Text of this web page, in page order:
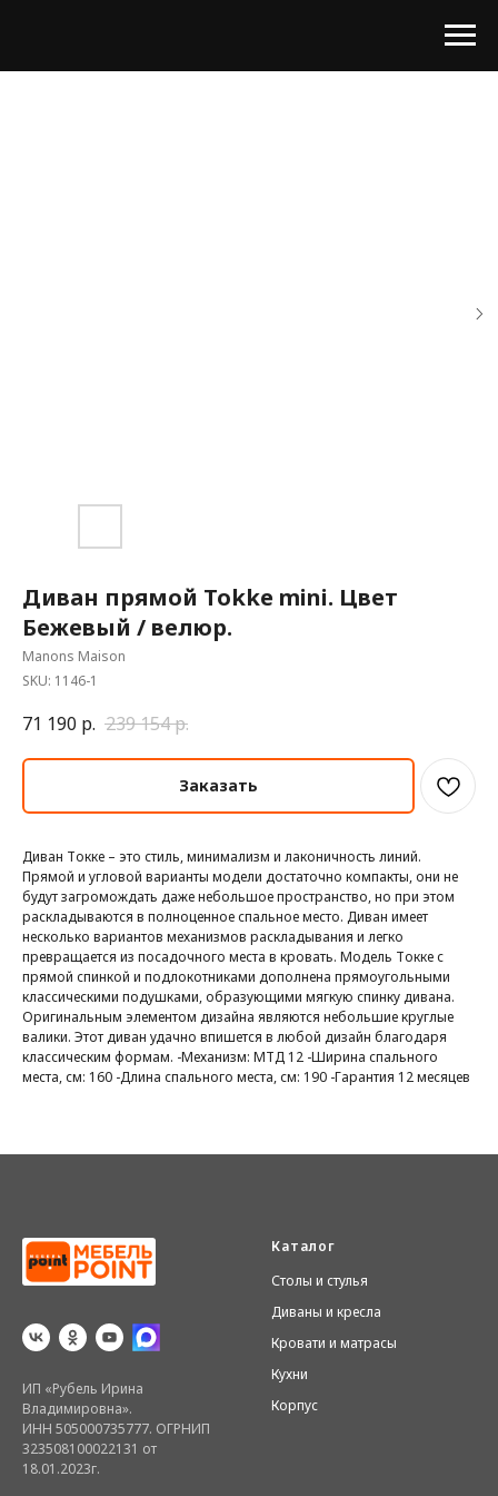
Диван прямой Tokke mini. Цвет
Бежевый / велюр.
Manons Maison
SKU: 1146-1
71 190 р. 239 154р.
Заказать
Диван Токке – это стиль, минимализм и лаконичность линий.
Прямой и угловой варианты модели достаточно компакты, они не
будут загромождать даже небольшое пространство, но при этом
раскладываются в полноценное спальное место. Диван имеет
несколько вариантов механизмов раскладывания и легко
превращается из посадочного места в кровать. Модель Токке с
прямой спинкой и подлокотниками дополнена прямоугольными
классическими подушками, образующими мягкую спинку дивана.
Оригинальным элементом дизайна являются небольшие круглые
валики. Этот диван удачно впишется в любой дизайн благодаря
классическим формам. -Механизм: МТД 12 -Ширина спального
места, см: 160 -Длина спального места, см: 190 -Гарантия 12 месяцев
ИП «Рубель Ирина
Владимировна».
ИНН 505000735777. ОГРНИП
323508100022131 от
18.01.2023г.
Каталог
Столы и стулья
Диваны и кресла
Кровати и матрасы
Кухни
Корпус